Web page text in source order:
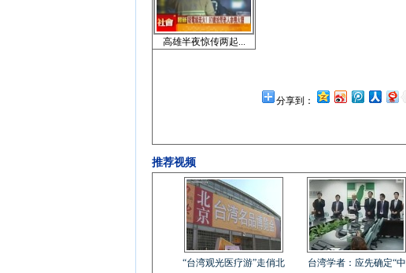
分享到：
高雄半夜惊传两起...
推荐视频
“台湾观光医疗游”走俏北 台湾学者：应先确定“中